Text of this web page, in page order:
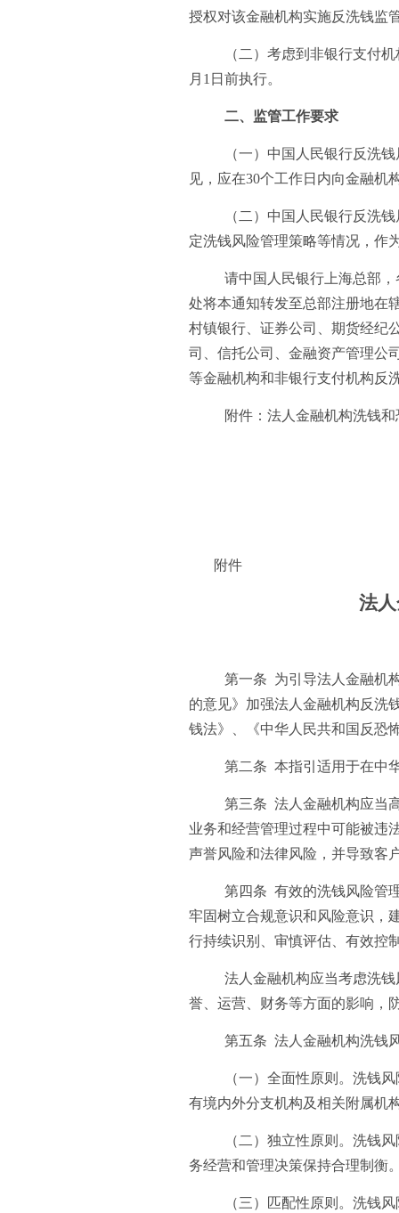
授权对该金融机构实施反洗钱监
（二）考虑到非银行支付
月1日前执行。
二、监管工作要求
（一）中国人民银行反洗
见，应在30个工作日内向金融机
（二）中国人民银行反洗
定洗钱风险管理策略等情况，作
请中国人民银行上海总部
处将本通知转发至总部注册地在
村镇银行、证券公司、期货经纪
司、信托公司、金融资产管理公
等金融机构和非银行支付机构反
附件：法人金融机构洗钱
附件
法
第一条 为引导法人金融机
的意见》加强法人金融机构反洗
钱法》、《中华人民共和国反恐
第二条 本指引适用于在中
第三条 法人金融机构应当
业务和经营管理过程中可能被违
声誉风险和法律风险，并导致客
第四条 有效的洗钱风险管
牢固树立合规意识和风险意识，
行持续识别、审慎评估、有效控
法人金融机构应当考虑洗
誉、运营、财务等方面的影响，
第五条 法人金融机构洗钱
（一）全面性原则。洗钱
有境内外分支机构及相关附属机
（二）独立性原则。洗钱
务经营和管理决策保持合理制衡
（三）匹配性原则。洗钱